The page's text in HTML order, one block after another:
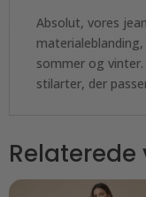
Absolut, vores
sommer og
stilarter, der
Relaterede